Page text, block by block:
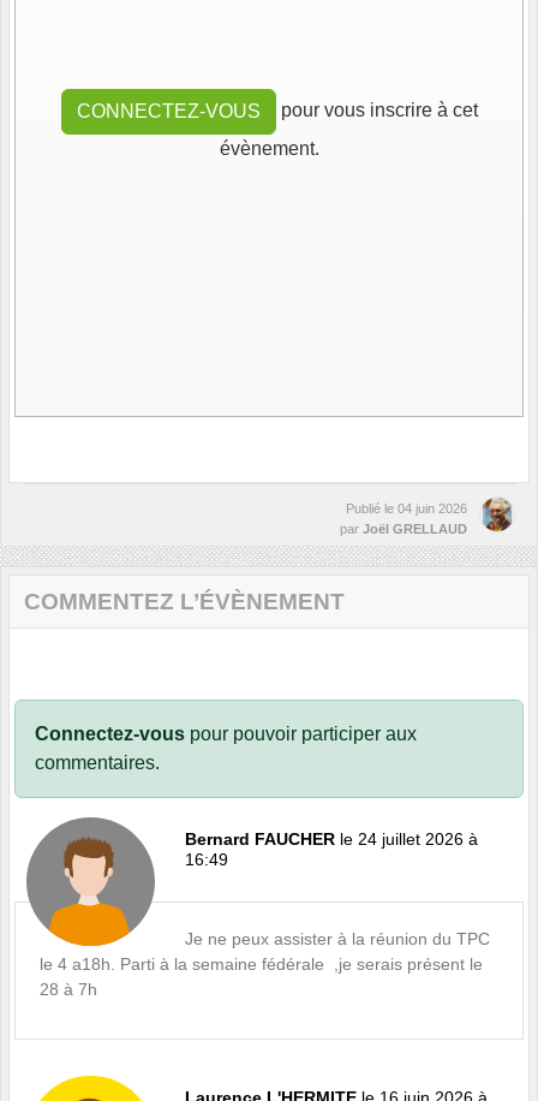
CONNECTEZ-VOUS
pour vous inscrire à cet
évènement.
Publié le 04 juin 2026
par Joël GRELLAUD
COMMENTEZ L’ÉVÈNEMENT
Connectez-vous pour pouvoir participer aux
commentaires.
Bernard FAUCHER le 24 juillet 2026 à
16:49
Je ne peux assister à la réunion du TPC
le 4 a18h. Parti à la semaine fédérale ,je serais présent le
28 à 7h